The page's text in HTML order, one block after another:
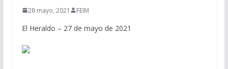
28 mayo, 2021 FEIM
El Heraldo – 27 de mayo de 2021